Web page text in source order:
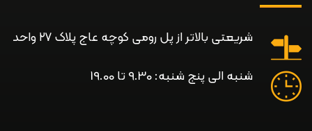
شریعتی بالاتر از پل رومی کوچه عاج پلاک ۲۷ واحد
شنبه الی پنج شنبه: 9.30 تا 19.00